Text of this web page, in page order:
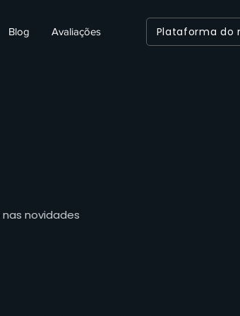
Blog Avaliações Plataforma do
novidades